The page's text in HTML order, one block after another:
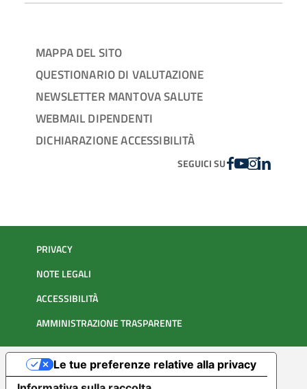
MAPPA DEL SITO
QUESTIONARIO DI VALUTAZIONE
NEWSLETTER MANTOVA SALUTE
WEBMAIL DIPENDENTI
DICHIARAZIONE ACCESSIBILITÀ
SEGUICI SUFACEBOOK
YOUTUBE
INSTAGRAM
LINKEDIN
PRIVACY
NOTE LEGALI
ACCESSIBILITÀ
AMMINISTRAZIONE TRASPARENTE
Le tue preferenze relative alla privacy